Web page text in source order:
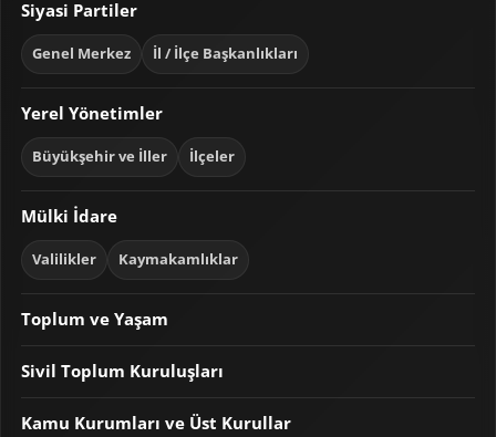
Siyasi Partiler
Genel Merkez İl / İlçe Başkanlıkları
Yerel Yönetimler
Büyükşehir ve İller İlçeler
Mülki İdare
Valilikler Kaymakamlıklar
Toplum ve Yaşam
Sivil Toplum Kuruluşları
Kamu Kurumları ve Üst Kurullar